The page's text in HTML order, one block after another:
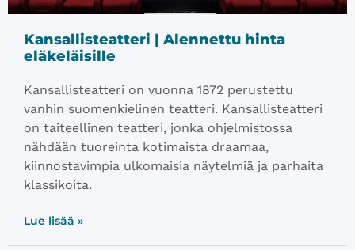
Kansallisteatteri | Alennettu hinta
eläkeläisille
Kansallisteatteri on vuonna 1872 perustettu
vanhin suomenkielinen teatteri. Kansallisteatteri
on taiteellinen teatteri, jonka ohjelmistossa
nähdään tuoreinta kotimaista draamaa,
kiinnostavimpia ulkomaisia näytelmiä ja parhaita
klassikoita.
Lue lisää »